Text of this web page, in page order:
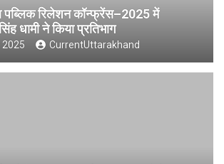
पब्लिक रिलेशन कॉन्फ्रेंस–2025 में
धामी ने किया प्रतिभाग
2025 CurrentUttarakhand